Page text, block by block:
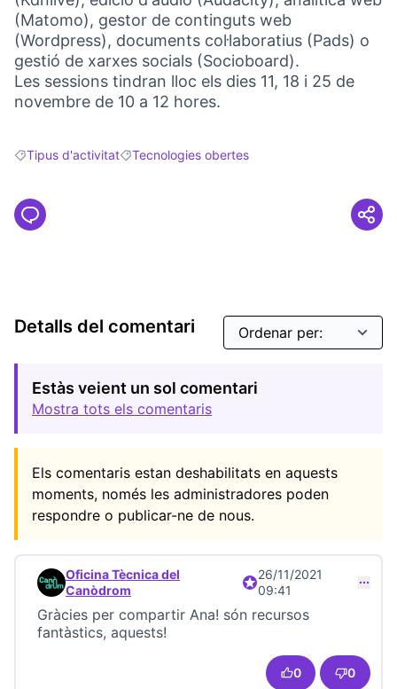
(Matomo), gestor de continguts web
(Wordpress), documents col·laboratius (Pads) o
gestió de xarxes socials (Socioboard).
Les sessions tindran lloc els dies 11, 18 i 25 de
novembre de 10 a 12 hores.
Resultats en filtrar per: Tipus d'activitat
Tipus d'activitatResultats en filtrar per: Tecnologies obertes
Tecnologies obertes
Detalls del comentari
Estàs veient un sol comentari
Mostra tots els comentaris
Els comentaris estan deshabilitats en aquests
moments, només les administradores poden
respondre o publicar-ne de nous.
Comentari 22778
Oficina Tècnica del
Canòdrom
Participant oficial
26/11/2021
09:41
Gràcies per compartir Ana! són recursos
fantàstics, aquests!
0 0